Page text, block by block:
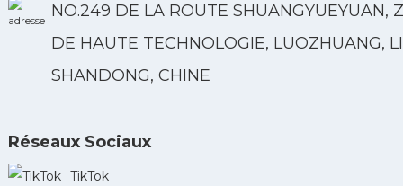
NO.249 DE LA ROUTE SHUANGYUEYUAN,
DE HAUTE TECHNOLOGIE, LUOZHUANG,
SHANDONG, CHINE
Réseaux Sociaux
TikTok